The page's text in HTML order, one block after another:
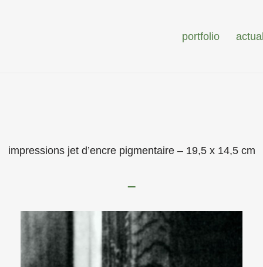
portfolio
impressions jet d’encre pigmentaire – 19,5 x 14,5 cm
–